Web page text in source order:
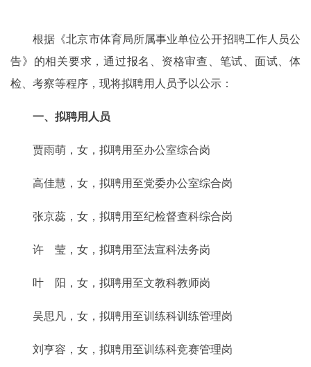
根据《北京市体育局所属事业单位公开招聘工作人员公
告》的相关要求，通过报名、资格审查、笔试、面试、体
检、考察等程序，现将拟聘用人员予以公示：
一、拟聘用人员
贾雨萌，女，拟聘用至办公室综合岗
高佳慧，女，拟聘用至党委办公室综合岗
张京蕊，女，拟聘用至纪检督查科综合岗
许 莹，女，拟聘用至法宣科法务岗
叶 阳，女，拟聘用至文教科教师岗
吴思凡，女，拟聘用至训练科训练管理岗
刘亨容，女，拟聘用至训练科竞赛管理岗